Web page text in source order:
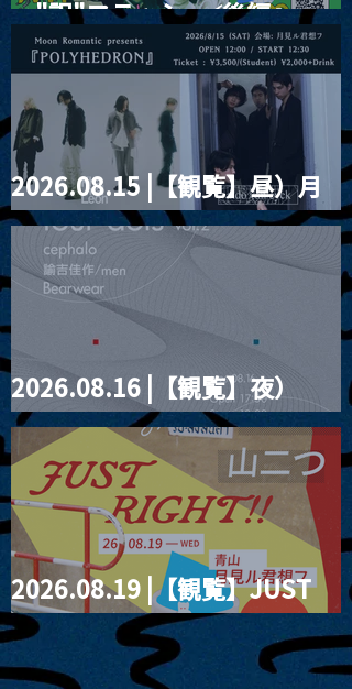
ー"訳"フラッシュ⚡️後編』
2026.08.15 |【観覧】昼）月
見ルpre.『POLYHEDRON』
2026.08.16 |【観覧】夜）
four dots vol.2
2026.08.19 |【観覧】JUST
RIGHT!! vol.27